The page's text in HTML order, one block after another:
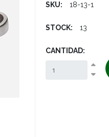
SKU: 18-13-1
STOCK: 13
CANTIDAD: